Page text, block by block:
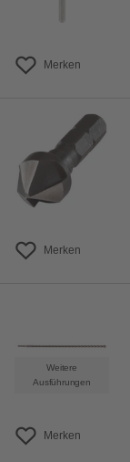
Merken
Merken
Weitere
Ausführungen
Merken